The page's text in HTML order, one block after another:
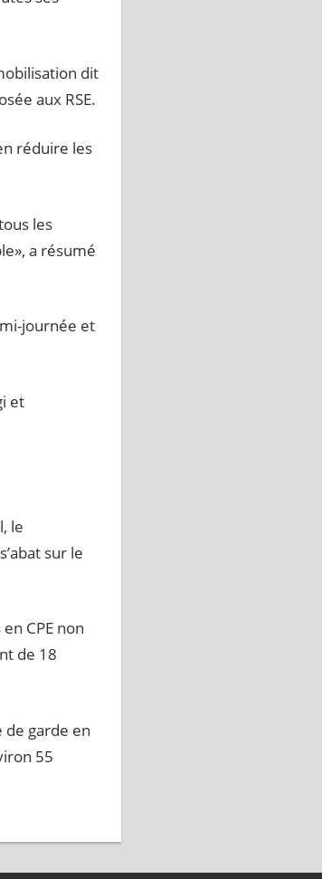
dit
aux RSE.
réduire les
les
a résumé
journée et
et
le
sur le
CPE non
de 18
de garde en
55